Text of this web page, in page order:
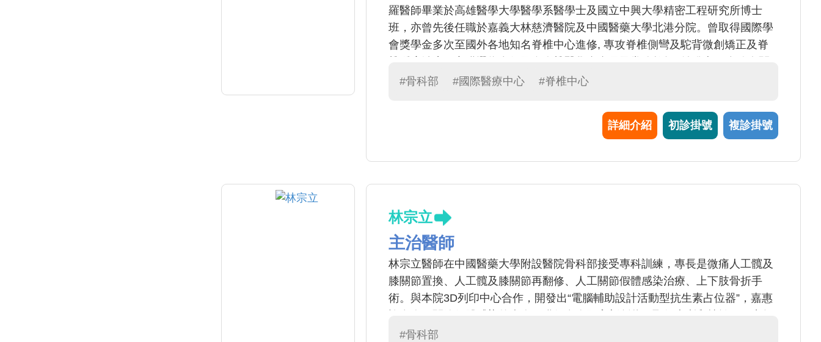
羅醫師畢業於高雄醫學大學醫學系醫學士及國立中興大學精密工程研究所博士
班，亦曾先後任職於嘉義大林慈濟醫院及中國醫藥大學北港分院。曾取得國際學
會獎學金多次至國外各地知名脊椎中心進修, 專攻脊椎側彎及駝背微創矯正及脊
脊柱手術論文於國際期刊。
#骨科部 #國際醫療中心 #脊椎中心
詳細介紹 初診掛號 複診掛號
林宗立
主治醫師
林宗立醫師在中國醫藥大學附設醫院骨科部接受專科訓練，專長是微痛人工髖及
膝關節置換、人工髖及膝關節再翻修、人工關節假體感染治療、上下肢骨折手
術。與本院3D列印中心合作，開發出“電腦輔助設計活動型抗生素占位器”，嘉惠
域上也有多篇SCI 論文發表。
#骨科部